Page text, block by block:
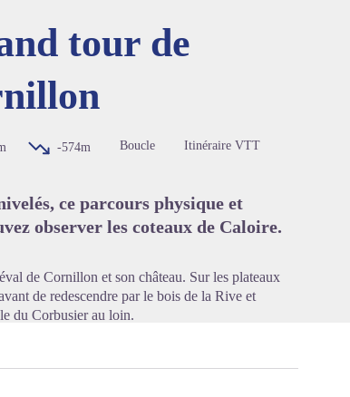
Voir l'image en plein écran
tour de
-574m Boucle Itinéraire VTT
ce parcours physique et
observer les coteaux de Caloire.
de Cornillon et son château. Sur les plateaux
de redescendre par le bois de la Rive et
du Corbusier au loin.